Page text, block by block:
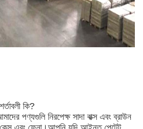
কি?
পণ্যগুলি নিরপেক্ষ সাদা বাক্স এবং ব্রাউন